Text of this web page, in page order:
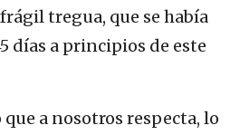
tregua, que se había
días a principios de este
a nosotros respecta, lo